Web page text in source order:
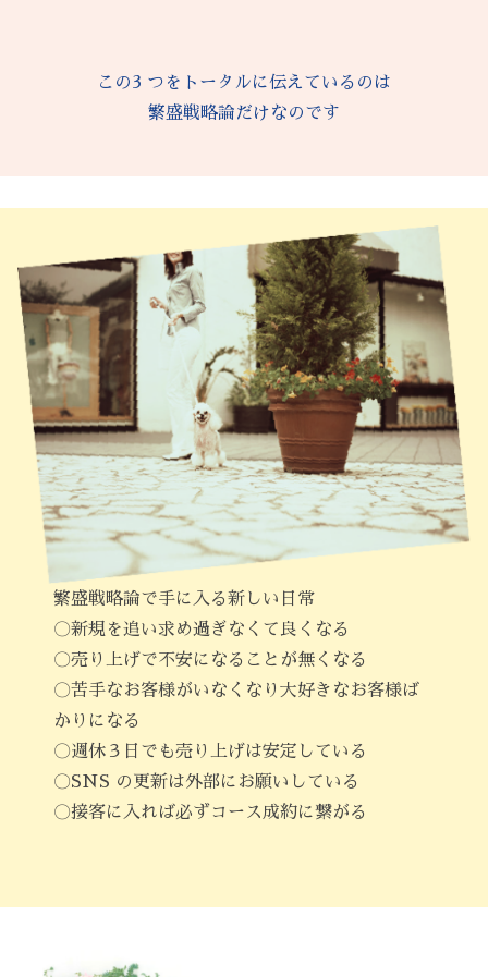
この3 つをトータルに伝えているのは
繁盛戦略論だけなのです
繁盛戦略論で手に入る新しい日常
〇新規を追い求め過ぎなくて良くなる
〇売り上げで不安になることが無くなる
〇苦手なお客様がいなくなり大好きなお客様ば
かりになる
〇週休３日でも売り上げは安定している
〇SNS の更新は外部にお願いしている
〇接客に入れば必ずコース成約に繋がる